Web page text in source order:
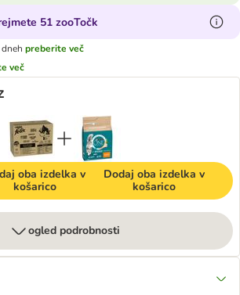
51 zooTočk
preberite več
več
oba izdelka v
košarico
Dodaj oba izdelka v
košarico
ogled podrobnosti